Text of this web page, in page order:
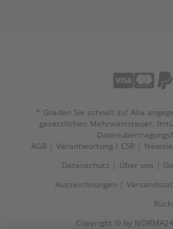
* Greifen Sie schnell zu! Alle
gesetzlichen Mehrwertsteuer.
AGB
Verantwortung / CSR
Datenschutz
Über uns
Auszeichnungen
Copyright © by